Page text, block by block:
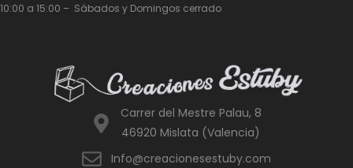
10:00 a 15:00 – Sábados y Domingos cerrado
Carrer del Mestre Palau, 8
46920 Mislata (Valencia)
Info@creacionesestuby.com